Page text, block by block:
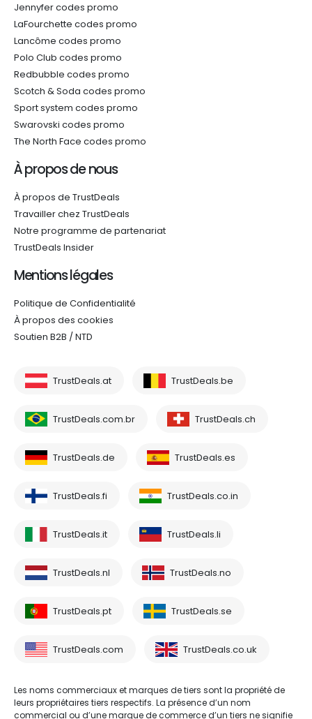
Jennyfer codes promo
LaFourchette codes promo
Lancôme codes promo
Polo Club codes promo
Redbubble codes promo
Scotch & Soda codes promo
Sport system codes promo
Swarovski codes promo
The North Face codes promo
À propos de nous
À propos de TrustDeals
Travailler chez TrustDeals
Notre programme de partenariat
TrustDeals Insider
Mentions légales
Politique de Confidentialité
À propos des cookies
Soutien B2B / NTD
TrustDeals.at TrustDeals.be
TrustDeals.com.br TrustDeals.ch
TrustDeals.de TrustDeals.es
TrustDeals.fi TrustDeals.co.in
TrustDeals.it TrustDeals.li
TrustDeals.nl TrustDeals.no
TrustDeals.pt TrustDeals.se
TrustDeals.com TrustDeals.co.uk
Les noms commerciaux et marques de tiers sont la propriété de
leurs propriétaires tiers respectifs. La présence d’un nom
commercial ou d’une marque de commerce d’un tiers ne signifie